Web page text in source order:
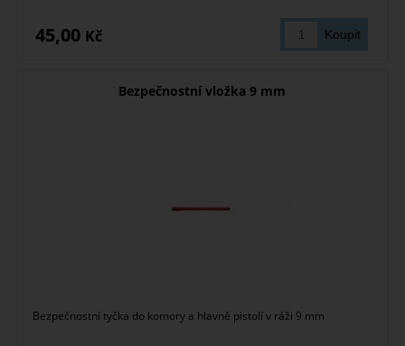
45,00 Kč
Bezpečnostní vložka 9 mm
Bezpečnostní tyčka do komory a hlavně pistolí v ráži 9 mm